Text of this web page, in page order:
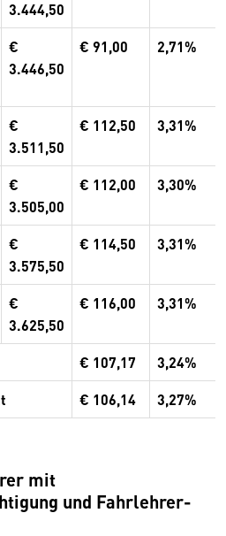
3.444,50
€
3.446,50
€ 91,00 2,71%
€
3.511,50
€ 112,50 3,31%
€
3.505,00
€ 112,00 3,30%
€
3.575,50
€ 114,50 3,31%
€
3.625,50
€ 116,00 3,31%
€ 107,17
3,24%
€ 106,14 3,27%
mit
und Fahrlehrer-